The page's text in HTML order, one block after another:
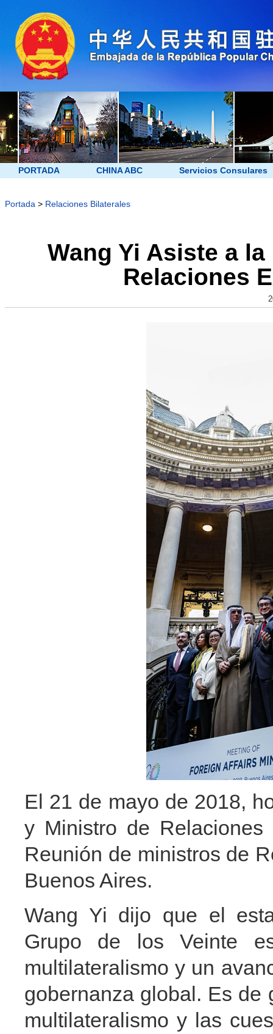
PORTADA CHINA ABC Servicios Consulares
Portada > Relaciones Bilaterales
Wang Yi Asiste a
Relaciones
El 21 de mayo de 2018,
y Ministro de
Reunión de ministros de
Buenos Aires.
Wang Yi dijo que el
Grupo de los Veinte
multilateralismo y un
gobernanza global. Es de
multilateralismo y las